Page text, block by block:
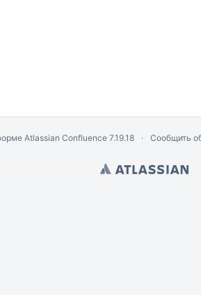
Atlassian Confluence 7.19.18 Сообщить